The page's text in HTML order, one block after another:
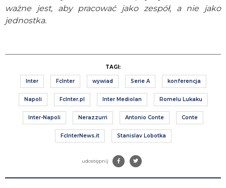
ważne jest, aby pracować jako zespół, a nie jako
jednostka.
TAGI:
Inter FcInter wywiad Serie A konferencja
Napoli FcInter.pl Inter Mediolan Romelu Lukaku
Inter-Napoli Nerazzurri Antonio Conte Conte
FcInterNews.it Stanislav Lobotka
udostępnij